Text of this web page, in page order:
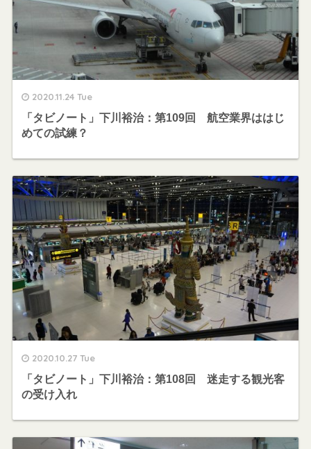
2020.11.24 Tue
「タビノート」下川裕治：第109回 航空業界ははじ
めての試練？
2020.10.27 Tue
「タビノート」下川裕治：第108回 迷走する観光客
の受け入れ